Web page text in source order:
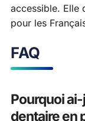
accessible. Elle
pour les
FAQ
Pourquoi
dentaire en